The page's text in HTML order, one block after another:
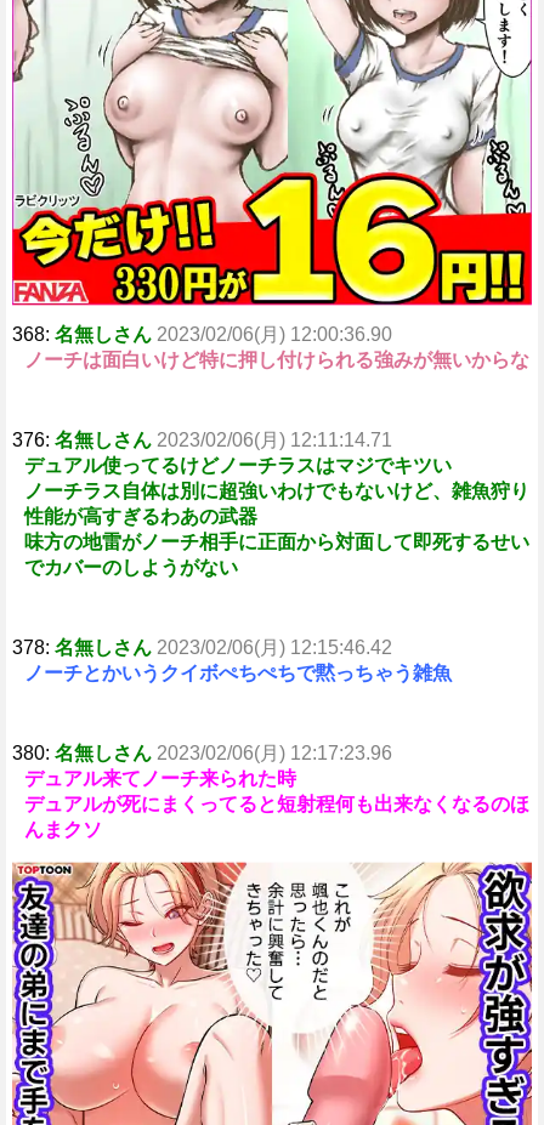
368: 名無しさん 2023/02/06(月) 12:00:36.90
ノーチは面白いけど特に押し付けられる強みが無いからな
376: 名無しさん 2023/02/06(月) 12:11:14.71
デュアル使ってるけどノーチラスはマジでキツい
ノーチラス自体は別に超強いわけでもないけど、雑魚狩り
性能が高すぎるわあの武器
味方の地雷がノーチ相手に正面から対面して即死するせい
でカバーのしようがない
378: 名無しさん 2023/02/06(月) 12:15:46.42
ノーチとかいうクイボぺちぺちで黙っちゃう雑魚
380: 名無しさん 2023/02/06(月) 12:17:23.96
デュアル来てノーチ来られた時
デュアルが死にまくってると短射程何も出来なくなるのほ
んまクソ